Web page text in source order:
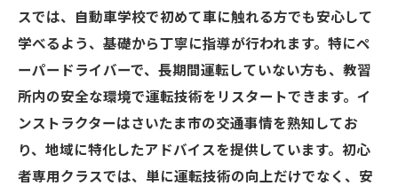
スでは、自動車学校で初めて車に触れる方でも安心して
学べるよう、基礎から丁寧に指導が行われます。特にペ
ーパードライバーで、長期間運転していない方も、教習
所内の安全な環境で運転技術をリスタートできます。イ
ンストラクターはさいたま市の交通事情を熟知してお
り、地域に特化したアドバイスを提供しています。初心
者専用クラスでは、単に運転技術の向上だけでなく、安